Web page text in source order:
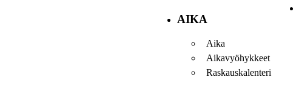
AIKA
Aika
Aikavyöhykkeet
Raskauskalenteri